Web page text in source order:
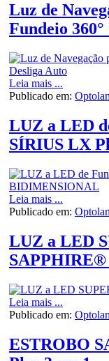
Luz de
Fundeio
Leia mais ...
Publicado em:
LUZ a LED
SÍRIUS LX
Leia mais ...
Publicado em:
LUZ a LED
SAPPHIRE®
Leia mais ...
Publicado em:
ESTROBO